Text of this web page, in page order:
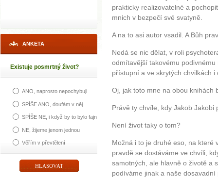
ANKETA
Existuje posmrtný život?
ANO, naprosto nepochybuji
SPÍŠE ANO, doufám v něj
SPÍŠE NE, i když by to bylo fajn
NE, žijeme jenom jednou
Věřím v převtělení
prakticky realizovatelné a
mnich v bezpečí své svatyně.
A na to asi autor vsadil. A Bůh
Nedá se nic dělat, v roli
odmítavější takovému
přístupní a ve skrytých chvilkách
Oj, jak toto mne na obou knihách
Právě ty chvíle, kdy Jakob
Není život taky o tom?
Možná i to je druhé eso, na které
pravdě se dostáváme ve chvíli,
samotných, ale hlavně o životě a
podíváme jinak a naše